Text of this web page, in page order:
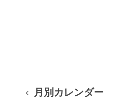
月別カレンダー